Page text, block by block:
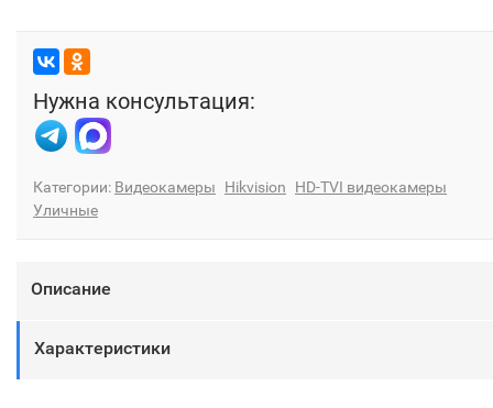
Нужна консультация:
Категории: Видеокамеры Hikvision
HD-TVI видеокамеры
Уличные
Описание
Характеристики